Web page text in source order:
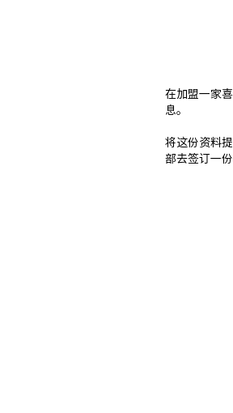
在加盟一家
息。
将这份资料
部去签订一